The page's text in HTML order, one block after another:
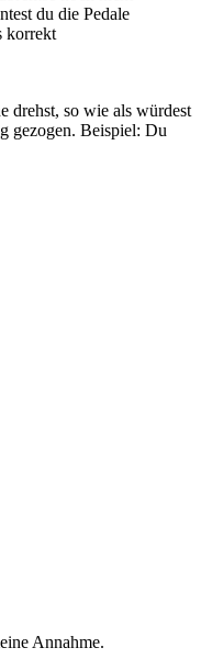
du die Pedale
korrekt
drehst, so wie als würdest
gezogen. Beispiel: Du
Annahme.